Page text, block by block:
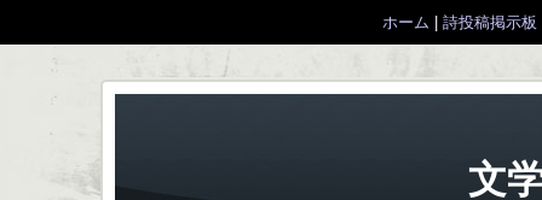
ホーム 詩投稿掲示板
文